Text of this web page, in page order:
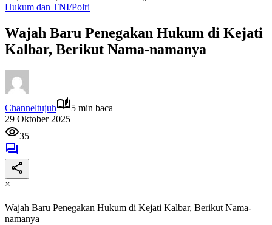
Hukum dan TNI/Polri
Wajah Baru Penegakan Hukum di Kejati
Kalbar, Berikut Nama-namanya
Channeltujuh
5 min baca
29 Oktober 2025
35
×
Wajah Baru Penegakan Hukum di Kejati Kalbar, Berikut Nama-
namanya